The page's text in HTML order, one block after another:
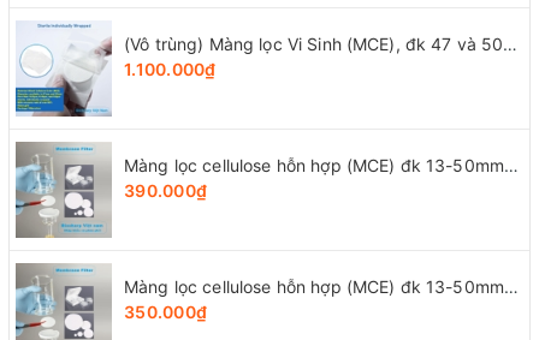
(Vô trùng) Màng lọc Vi Sinh (MCE), đk 47 và 50mm/0.8μm-0.22µm-0.45μm, 100 chiếc/hộp, Biosharp
1.100.000₫
Màng lọc cellulose hỗn hợp (MCE) đk 13-50mm/0.45µm, 4x25 chiếc/hộp, hãng Biosharp
390.000₫
Màng lọc cellulose hỗn hợp (MCE) đk 13-50mm/0.22µm, 4x25 chiếc/hộp, hãng Biosharp
350.000₫